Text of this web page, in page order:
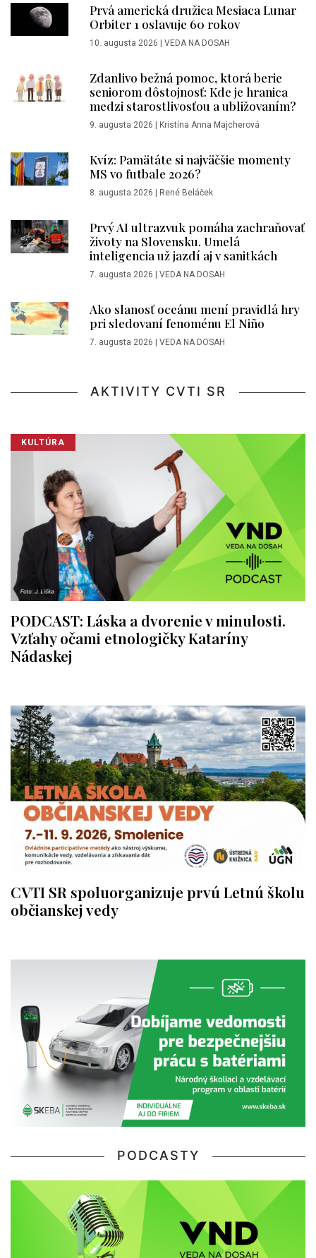
Prvá americká družica Mesiaca Lunar
Orbiter 1 oslavuje 60 rokov
10. augusta 2026 VEDA NA DOSAH
Zdanlivo bežná pomoc, ktorá berie
seniorom dôstojnosť: Kde je hranica
medzi starostlivosťou a ubližovaním?
9. augusta 2026 Kristína Anna Majcherová
Kvíz: Pamätáte si najväčšie momenty
MS vo futbale 2026?
8. augusta 2026 René Beláček
Prvý AI ultrazvuk pomáha zachraňovať
životy na Slovensku. Umelá
inteligencia už jazdí aj v sanitkách
7. augusta 2026 VEDA NA DOSAH
Ako slanosť oceánu mení pravidlá hry
pri sledovaní fenoménu El Niño
7. augusta 2026 VEDA NA DOSAH
AKTIVITY CVTI SR
KULTÚRA
PODCAST: Láska a dvorenie v minulosti.
Vzťahy očami etnologičky Kataríny
Nádaskej
CVTI SR spoluorganizuje prvú Letnú školu
občianskej vedy
PODCASTY